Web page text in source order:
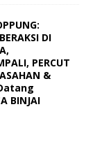
DI
PERCUT
&
BINJAI